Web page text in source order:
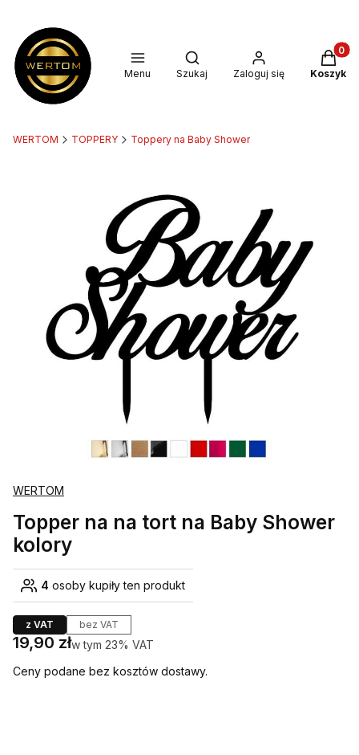
Menu
Otwórz wyszukiwarkę
Szukaj Zaloguj się Koszyk
WERTOM TOPPERY Toppery na Baby Shower
WERTOM
Topper na na tort na Baby Shower
kolory
4 osoby kupiły ten produkt
z VAT bez VAT
Cena
19,90 złw tym 23% VAT
w tym 23% VAT
Ceny podane bez kosztów dostawy.